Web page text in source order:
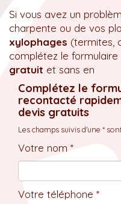
Si vous avez un
charpente ou de vos
xylophages (termites,
complétez le
gratuit et sans en
Complétez le
recontacté
devis gratuits
Les champs suivis d'une *
Votre nom *
Votre téléphone *